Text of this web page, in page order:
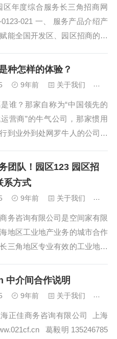
户提供政府产业培训考察...
区年度综合服务长三角招商网
0123-021 一、 服务产品介绍产
能全国开发区、园区招商的专
园区对标、行业协会匹配、企
产业...
种怎样的体验？
9年前 关于我们
谁？那家自称为“中国领先的
营商”的牛气公司，那家惯用
到业外到处网罗牛人的公司，
颐晖，编| 王莉如有更多地产
求报道，欢迎添加作者个人微信
请务必注明公司、职位、事
们探访的传统开发商买地盖房
团队！园区123 园区招
系方式
9年前 关于我们
商务咨询有限公司是空间家有限
地区工业地产业务的城市合作
三角地区专业有效的工业地产
上海厂房网 ww
中介间合作说明
9年前 关于我们
正佳商务咨询有限公司 上海
葛毅明 135246785